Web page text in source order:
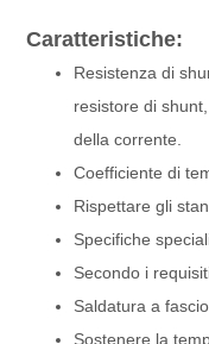
Caratteristiche:
Resistenza di
resistore di
della corrente.
Coefficiente di
Rispettare gli
Specifiche
Secondo i
Saldatura a
Sostenere la